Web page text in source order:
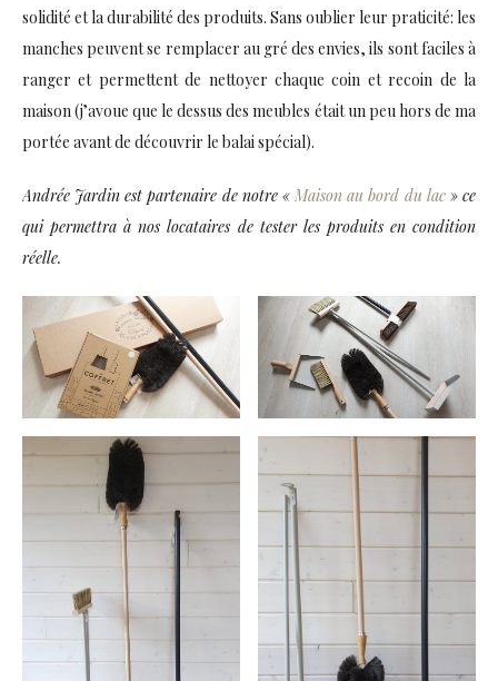
solidité et la durabilité des produits. Sans oublier leur praticité: les
manches peuvent se remplacer au gré des envies, ils sont faciles à
ranger et permettent de nettoyer chaque coin et recoin de la
maison (j’avoue que le dessus des meubles était un peu hors de ma
portée avant de découvrir le balai spécial).
Andrée Jardin est partenaire de notre «Maison au bord du lac» ce
qui permettra à nos locataires de tester les produits en condition
réelle.